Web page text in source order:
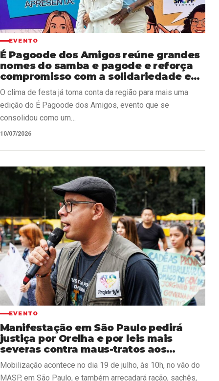
EVENTO
É Pagoode dos Amigos reúne grandes
nomes do samba e pagode e reforça
compromisso com a solidariedade em
Volta Redonda
O clima de festa já toma conta da região para mais uma
edição do É Pagoode dos Amigos, evento que se
consolidou como um…
10/07/2026
EVENTO
Manifestação em São Paulo pedirá
justiça por Orelha e por leis mais
severas contra maus-tratos aos
animais em 19/07
Mobilização acontece no dia 19 de julho, às 10h, no vão do
MASP, em São Paulo, e também arrecadará ração, sachês,